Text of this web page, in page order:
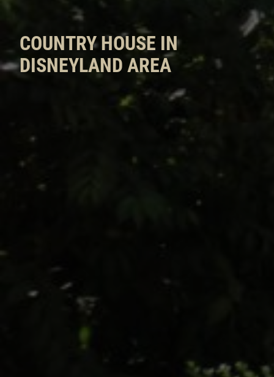
COUNTRY HOUSE IN
DISNEYLAND AREA